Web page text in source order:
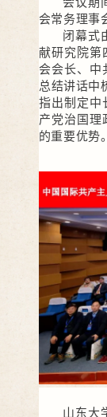
会常务理事
闭幕式
献研究院第
会会长、中
总结讲话中
指出制定中
产党治国理
的重要优势。
山东大